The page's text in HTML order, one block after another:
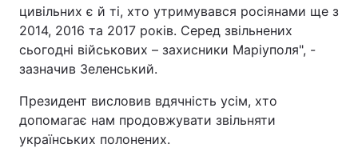
Туризм
Цікавинки Погода
Лонгріди
цивільних є й ті, хто утримувався росіянами ще з
2014, 2016 та 2017 років. Серед звільнених
сьогодні військових – захисники Маріуполя", -
зазначив Зеленський.
Президент висловив вдячність усім, хто
допомагає нам продовжувати звільняти
українських полонених.